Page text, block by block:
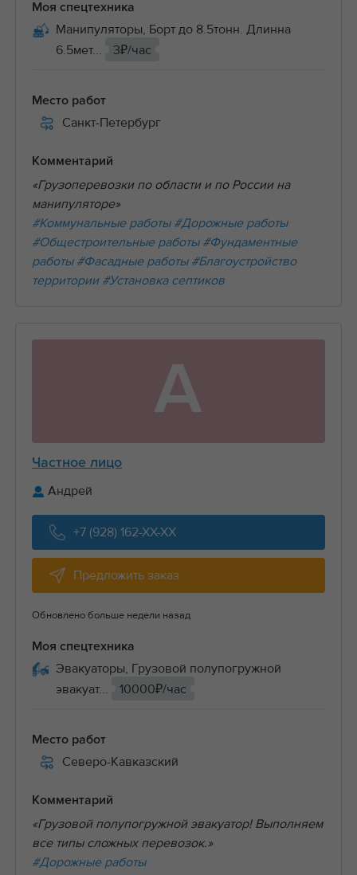
Моя спецтехника
Манипуляторы, Борт до 8.5тонн. Длинна
6.5мет...
3₽/час
Место работ
Санкт-Петербург
Комментарий
«Грузоперевозки по области и по России на
манипуляторе»
#Коммунальные работы #Дорожные работы
#Общестроительные работы #Фундаментные
работы #Фасадные работы #Благоустройство
территории #Установка септиков
А
Частное лицо
Андрей
+7 (928) 162-XX-XX
Предложить заказ
Обновлено больше недели назад
Моя спецтехника
Эвакуаторы, Грузовой полупогружной
эвакуат...
10000₽/час
Место работ
Северо-Кавказский
Комментарий
«Грузовой полупогружной эвакуатор! Выполняем
все типы сложных перевозок.»
#Дорожные работы